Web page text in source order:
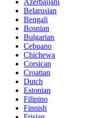
Belarusian
Bengali
Bosnian
Bulgarian
Cebuano
Chichewa
Corsican
Croatian
Dutch
Estonian
Filipino
Finnish